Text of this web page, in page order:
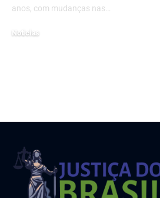
anos, com mudanças nas…
Noticias